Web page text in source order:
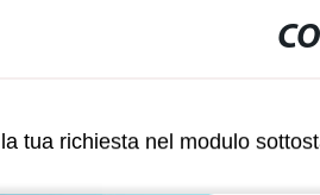
tua richiesta nel modulo